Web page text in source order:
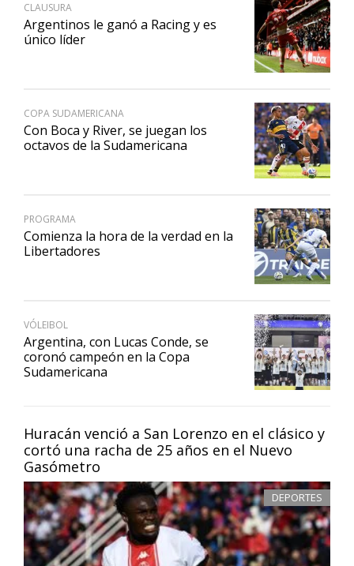
Huracán venció a San Lorenzo en el clásico y
cortó una racha de 25 años en el Nuevo
Gasómetro
DEPORTES
CLAUSURA
Argentinos le ganó a Racing y es
único líder
COPA SUDAMERICANA
Con Boca y River, se juegan los
octavos de la Sudamericana
PROGRAMA
Comienza la hora de la verdad en la
Libertadores
VÓLEIBOL
Argentina, con Lucas Conde, se
coronó campeón en la Copa
Sudamericana